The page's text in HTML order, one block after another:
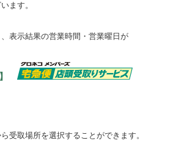
ます。
表示結果の営業時間・営業曜日が
】
受取場所を選択することができます。